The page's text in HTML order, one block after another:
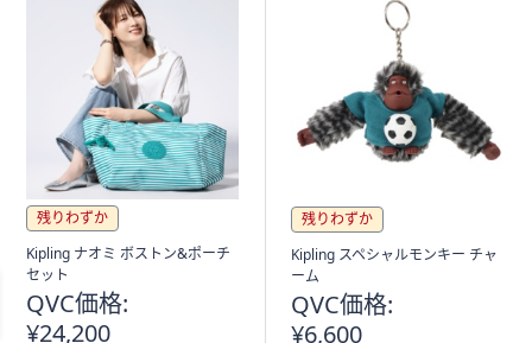
残りわずか
Kipling ナオミ ボストン&ポーチ
セット
QVC価格:
¥24,200
残りわずか
Kipling スペシャルモンキー チャ
ーム
QVC価格:
¥6,600